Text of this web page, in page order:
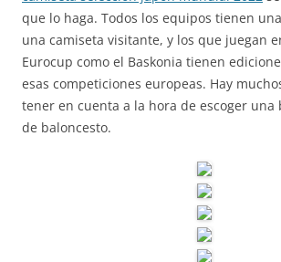
que lo haga. Todos los equipos tienen
una camiseta visitante, y los que juegan
Eurocup como el Baskonia tienen
esas competiciones europeas. Hay
tener en cuenta a la hora de escoger una
de baloncesto.